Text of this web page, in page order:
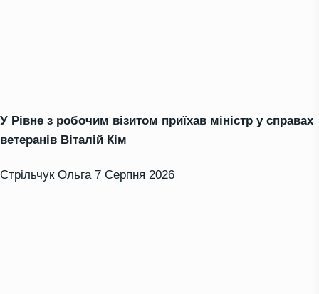
У Рівне з робочим візитом приїхав міністр у справах
ветеранів Віталій Кім
Стрільчук Ольга 7 Серпня 2026